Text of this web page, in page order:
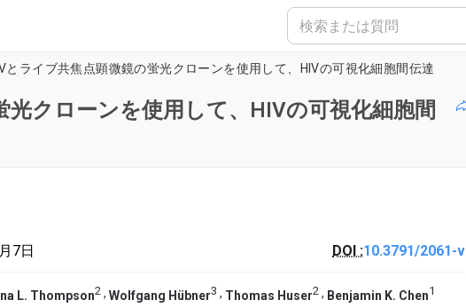
とライブ共焦点顕微鏡の蛍光クローンを使用して、HIVの可視化細胞間伝達
クローンを使用して、HIVの可視化細胞間
7日 DOI :10.3791/2061-v
L. Thompson2 , Wolfgang Hübner3 , Thomas Huser2 , Benjamin K. Chen1